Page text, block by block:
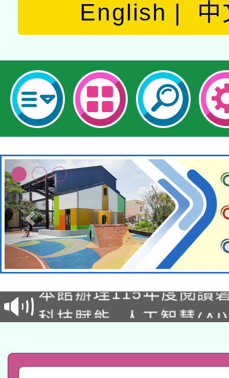
English 中
適應運動共學行動站研
暨閱讀推動專業研習
科技賦能─人工智慧
「數位內容與教學軟體